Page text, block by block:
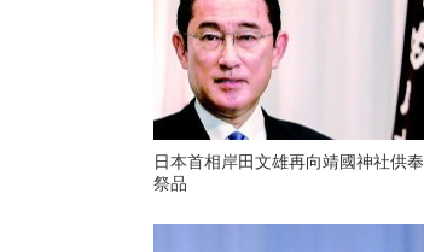
日本首相岸田文雄再向靖國神社供奉
祭品